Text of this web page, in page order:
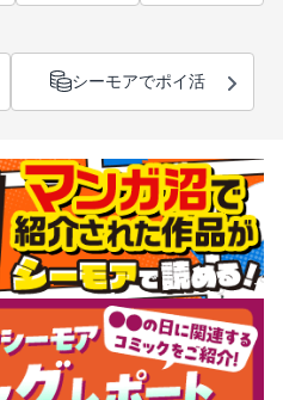
シーモアでポイ活